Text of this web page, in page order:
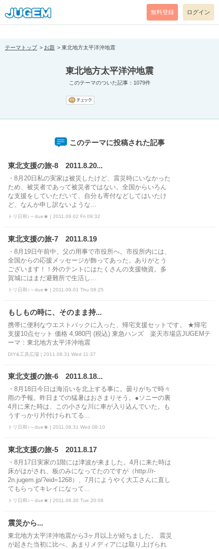
[pear_error: message="Success" code=0 mode=return level=notice
prefix="" info=""]
無料登録 ログイン
テーマトップ お題 東北地方太平洋沖地震
東北地方太平洋沖地震
このテーマのついた記事：1079件
このテーマに投稿された記事
東北支援の旅-8 2011.8.20...
・8月20日私の実家は被災したけど、震災時にいなかった
ため、被災者であって被災者ではない。全国からいろん
な支援をしていただいて、自分も寄付などしてはいたけ
ど、なんか申し訳ないような...
トリ日和♪～due★ | 2011.09.02 Fri 09:32
東北支援の旅-7 2011.8.19
・8月19日午前中、父の用事で市役所へ。市役所内には、
全国からの応援メッセージが飾ってあった。ありがとう
ございます！！外のテントにはたくさんの支援物資。多
賀城にはまだ避難所で生活し...
トリ日和♪～due★ | 2011.09.01 Thu 08:25
もしもの時に、そのまま持...
携帯に便利なウエストバックに入った、帰宅支援セットです。 ★帰宅
支援10点セット 価格 4,980円 (税込) 東急ハンズ 楽天市場店JUGEMテ
ーマ：東北地方太平洋沖地震
DIY&工具広場 | 2011.08.31 Wed 11:37
東北支援の旅-6 2011.8.18...
・8月18日今日は海沿いを北上する事に。曇りがちで時々
雨の予報。昨日までの猛暑はおさまりそう。●ソニーの裏
4月に来た時は、この小さな川に車が入り込んでいた。も
うすっかり片付けられてる...
トリ日和♪～due★ | 2011.08.31 Wed 08:10
東北支援の旅-5 2011.8.17
・8月17日実家の1階には津波が来ました。4月に来た時は
床がはがされ、板のみになってたのですが（http://r-
2n.jugem.jp/?eid=1268）、7月にようやく大工さんに直し
てもらってキレイになって...
トリ日和♪～due★ | 2011.08.30 Tue 20:06
震災から...
東北地方太平洋沖地震から3ヶ月以上が経ちました。 震災
が起きた当初に比べ、あまりメディアには取り上げられ